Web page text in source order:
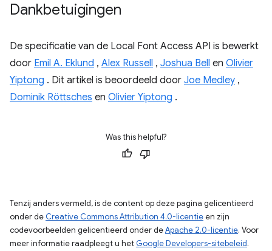
Dankbetuigingen
De specificatie van de Local Font Access API is bewerkt
door Emil A. Eklund , Alex Russell , Joshua Bell en Olivier
Yiptong . Dit artikel is beoordeeld door Joe Medley ,
Dominik Röttsches en Olivier Yiptong .
Was this helpful?
Tenzij anders vermeld, is de content op deze pagina gelicentieerd
onder de Creative Commons Attribution 4.0-licentieen zijn
codevoorbeelden gelicentieerd onder deApache 2.0-licentie. Voor
meer informatie raadpleegt u het Google Developers-sitebeleid.